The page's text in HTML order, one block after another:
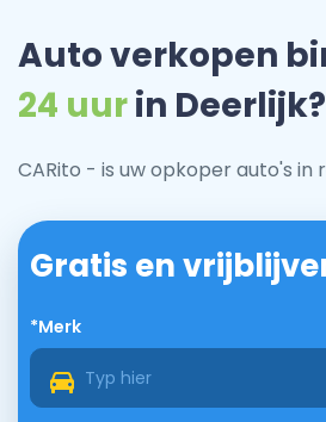
Auto verkopen
24 uurin Deerlijk?
CARito - is uw opkoper auto's in
Gratis en
*Merk